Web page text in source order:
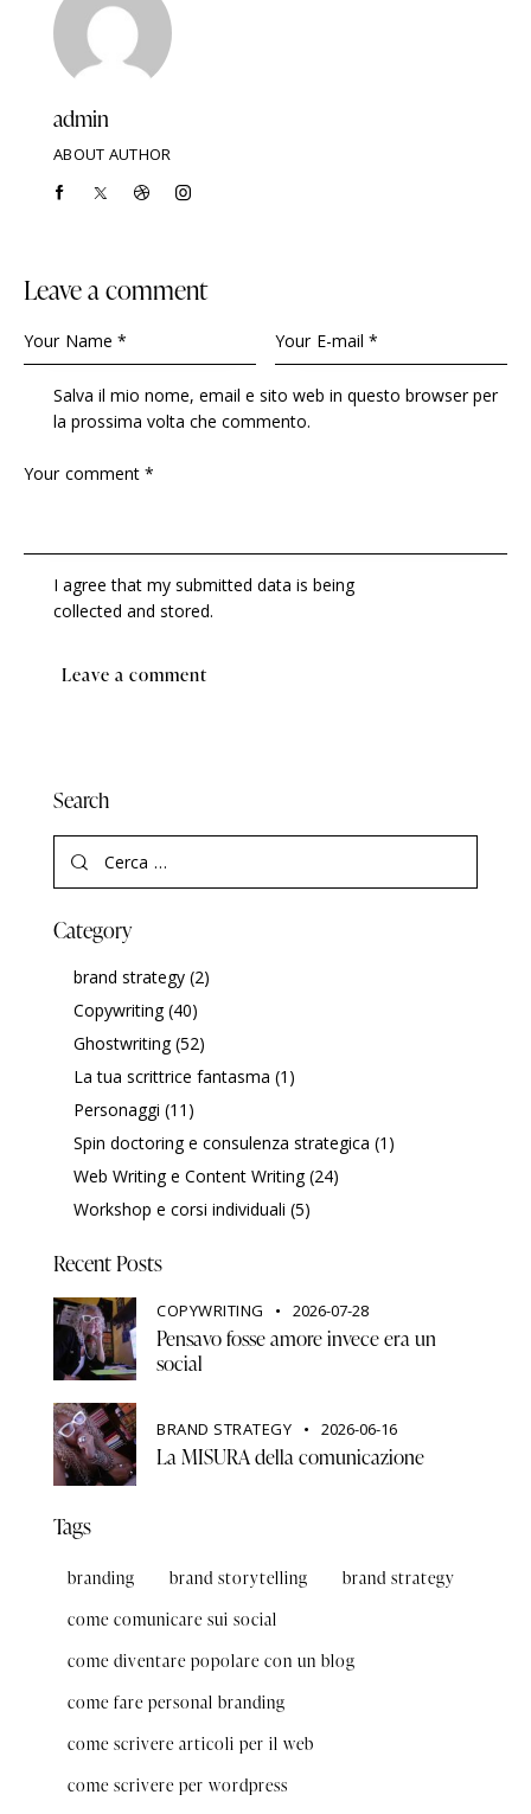
admin
ABOUT AUTHOR
Leave a comment
Salva il mio nome, email e sito web in questo browser per
la prossima volta che commento.
I agree that my submitted data is being
collected and stored.
Search
Category
brand strategy(2)
Copywriting(40)
Ghostwriting(52)
La tua scrittrice fantasma (1)
Personaggi (11)
Spin doctoring e consulenza strategica (1)
Web Writing e Content Writing(24)
Workshop e corsi individuali (5)
Recent Posts
COPYWRITING 2026-07-28
Pensavo fosse amore invece era un
social
BRAND STRATEGY 2026-06-16
La MISURA della comunicazione
Tags
branding brand storytelling
brand strategy
come comunicare sui social
come diventare popolare con un blog
come fare personal branding
come scrivere articoli per il web
come scrivere per wordpress